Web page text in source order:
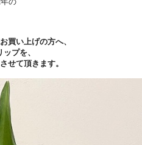
買い上げの方へ、
プを、
せて頂きます。